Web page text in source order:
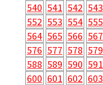
540 541 542 543
552 553 554 555
564 565 566 567
576 577 578 579
588 589 590 591
600 601 602 603